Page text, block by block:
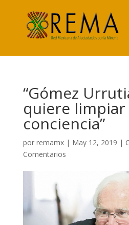
“Gómez
quiere limpiar
conciencia”
por remamx| May 12, 2019 |
Comentarios